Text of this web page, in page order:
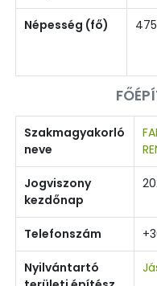
Népesség (fő)
Szakmagyakorló
neve
Jogviszony
kezdőnap
Telefonszám
Nyilvántartó